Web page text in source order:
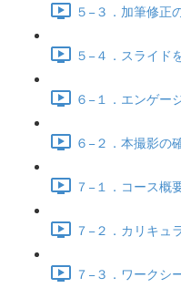
５−３．加筆修正
５−４．スライド
６−１．エンゲー
６−２．本撮影の
７−１．コース概
７−２．カリキュ
７−３．ワークシ